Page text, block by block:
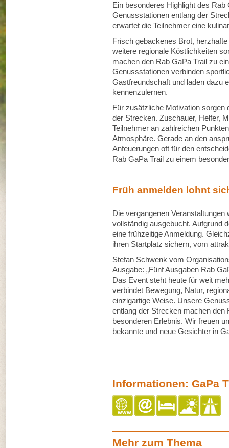
Ein besonderes Highlight des
Genussstationen entlang der
erwartet die Teilnehmer eine
Frisch gebackenes Brot,
weitere regionale Köstlichkeiten
machen den Rab GaPa Trail zu
Genussstationen verbinden
Gastfreundschaft und laden dazu
kennenzulernen.
Für zusätzliche Motivation sorgen
der Strecken. Zuschauer, Helfer,
Teilnehmer an zahlreichen
Atmosphäre. Gerade an den
Anfeuerungen oft für den
Rab GaPa Trail zu einem
Früh anmelden lohnt
Die vergangenen
vollständig ausgebucht. Aufgrund
eine frühzeitige Anmeldung.
ihren Startplatz sichern, vom
Stefan Schwenk vom
Ausgabe: „Fünf Ausgaben Rab
Das Event steht heute für weit
verbindet Bewegung, Natur,
einzigartige Weise. Unsere
entlang der Strecken machen den
besonderen Erlebnis. Wir freuen
bekannte und neue Gesichter in
Informationen: GaPa
Mehr zum Thema